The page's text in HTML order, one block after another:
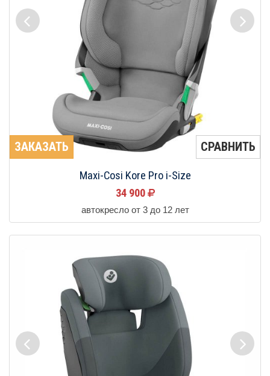
ЗАКАЗАТЬ СРАВНИТЬ
Maxi-Cosi Kore Pro i-Size
34 900
автокресло от 3 до 12 лет